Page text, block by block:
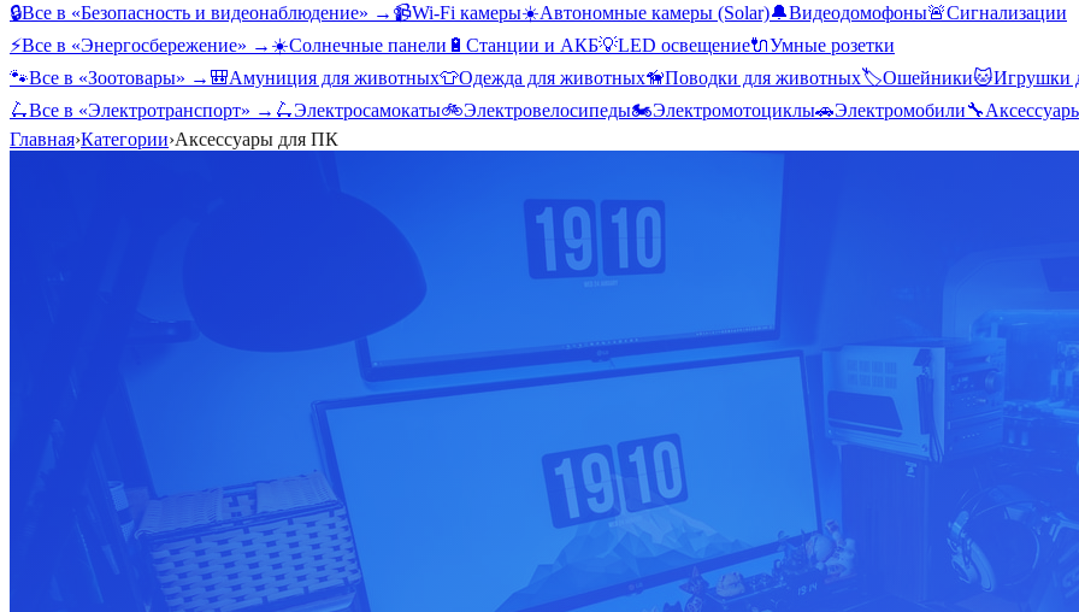
🔒Все в «Безопасность и видеонаблюдение» → 📹Wi-Fi камеры☀️Автономные камеры (Solar)🔔Видеодомофоны🚨Сигнализации
⚡Все в «Энергосбережение» → ☀️Солнечные панели 🔋 Станции и АКБ💡LED освещение🔌Умные розетки
🐾Все в «Зоотовары» → 🎒Амуниция для животных👕Одежда для животных🦮Поводки для животных🏷️Ошейники🐱Игрушки
🛴Все в «Электротранспорт» → 🛴Электросамокаты🚲Электровелосипеды🏍️Электромотоциклы🚗Электромобили🔧
Главная›Категории›Аксессуары для ПК